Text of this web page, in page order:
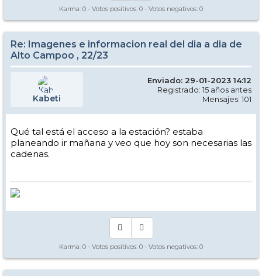
Karma: 0 - Votos positivos: 0 - Votos negativos: 0
Re: Imagenes e informacion real del dia a dia de
Alto Campoo , 22/23
Kabeti
Enviado: 29-01-2023 14:12
Registrado: 15 años antes
Mensajes: 101
Qué tal está el acceso a la estación? estaba
planeando ir mañana y veo que hoy son necesarias las
cadenas.
Karma: 0 - Votos positivos: 0 - Votos negativos: 0